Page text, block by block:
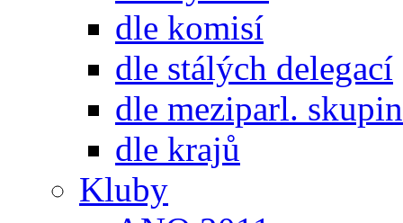
dle komisí
dle stálých delegací
dle meziparl. skupin
dle krajů
Kluby